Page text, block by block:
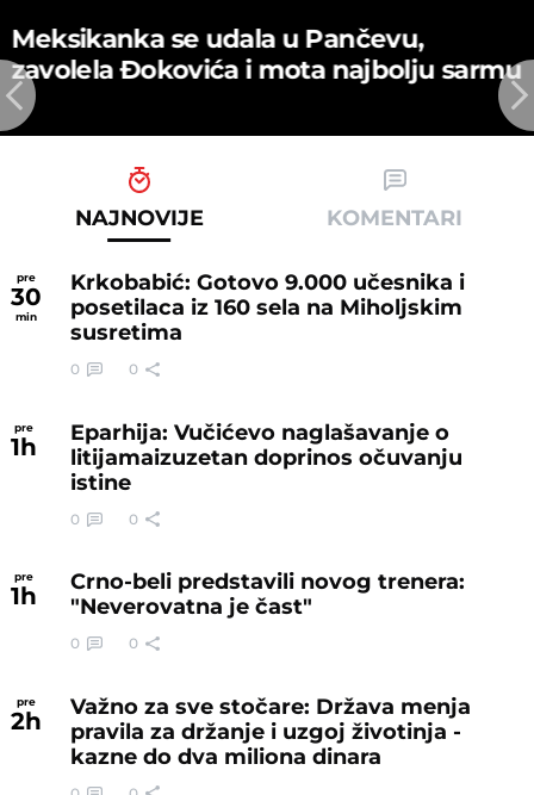
Meksikanka se udala u Pančevu,
zavolela Đokovića i mota najbolju sarmu
NAJNOVIJE KOMENTARI
pre
30
min
Krkobabić: Gotovo 9.000 učesnika i
posetilaca iz 160 sela na Miholjskim
susretima
0 0
pre
1h
Eparhija: Vučićevo naglašavanje o
litijamaizuzetan doprinos očuvanju
istine
0 0
pre
1h
Crno-beli predstavili novog trenera:
"Neverovatna je čast"
0 0
pre
2h
Važno za sve stočare: Država menja
pravila za držanje i uzgoj životinja -
kazne do dva miliona dinara